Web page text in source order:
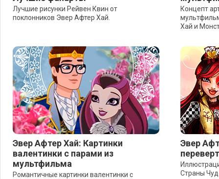
Лучшие рисунки Рейвен Квин от
поклонников Эвер Афтер Хай.
Концепт
Хай и
Эвер Афтер Хай: Картинки
валентинки с парами из
мультфильма
Романтичные картинки валентинки с
Эвер
Страны